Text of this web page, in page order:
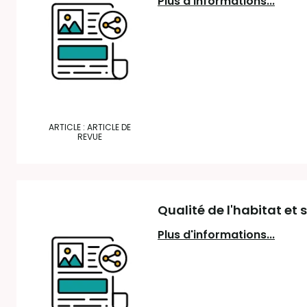
ARTICLE : ARTICLE DE
REVUE
Qualité de l'habitat et
Plus d'informations...